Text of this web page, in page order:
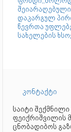
დაკარგულ
წევრთა
სახელების
კონტაქტი
საიტი
ფეიქრიშვილის
ცნობადიბოს